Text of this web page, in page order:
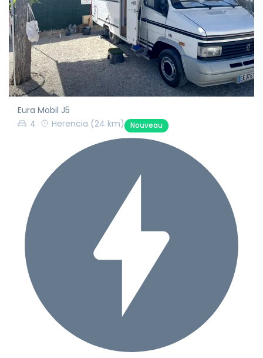
Eura Mobil J5
4
Herencia (24 km) Nouveau